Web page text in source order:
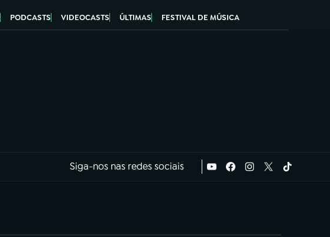
PODCASTS VIDEOCASTS ÚLTIMAS FESTIVAL DE MÚSICA
Siga-nos nas redes sociais